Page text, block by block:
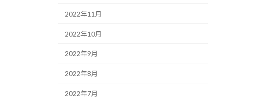
2022年11月
2022年10月
2022年9月
2022年8月
2022年7月